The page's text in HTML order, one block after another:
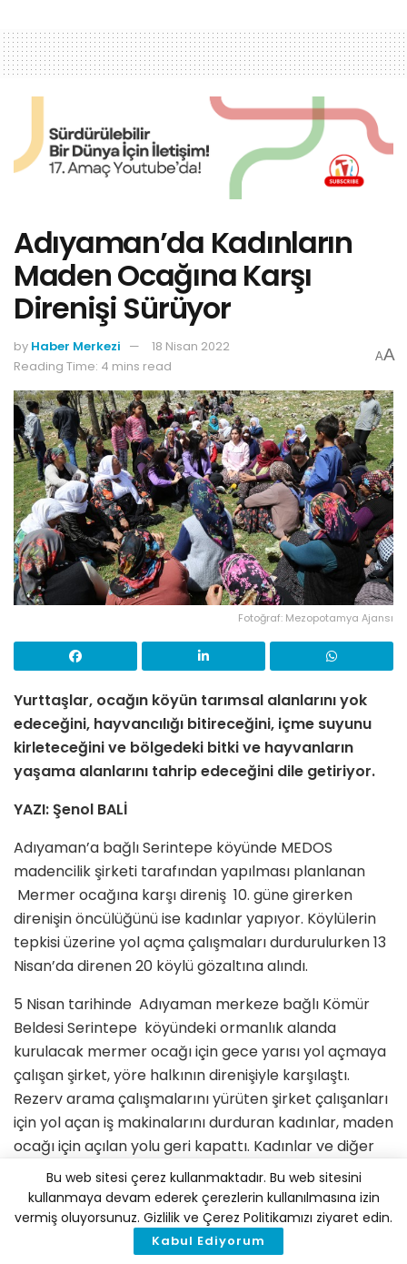
Adıyaman’da Kadınların
Maden Ocağına Karşı
Direnişi Sürüyor
by Haber Merkezi
18 Nisan 2022
Reading Time: 4 mins read
AA
Fotoğraf: Mezopotamya Ajansı
Yurttaşlar, ocağın köyün tarımsal alanlarını yok
edeceğini, hayvancılığı bitireceğini, içme suyunu
kirleteceğini ve bölgedeki bitki ve hayvanların
yaşama alanlarını tahrip edeceğini dile getiriyor.
YAZI: Şenol BALİ
Adıyaman’a bağlı Serintepe köyünde MEDOS
madencilik şirketi tarafından yapılması planlanan
Mermer ocağına karşı direniş 10. güne girerken
direnişin öncülüğünü ise kadınlar yapıyor. Köylülerin
tepkisi üzerine yol açma çalışmaları durdurulurken 13
Nisan’da direnen 20 köylü gözaltına alındı.
5 Nisan tarihinde Adıyaman merkeze bağlı Kömür
Beldesi Serintepe köyündeki ormanlık alanda
kurulacak mermer ocağı için gece yarısı yol açmaya
çalışan şirket, yöre halkının direnişiyle karşılaştı.
Rezerv arama çalışmalarını yürüten şirket çalışanları
için yol açan iş makinalarını durduran kadınlar, maden
ocağı için açılan yolu geri kapattı. Kadınlar ve diğer
köylüler iş makinelerinin bölgeye girme girişimine
karşı ellerindeki baston ve yol güzergahına
yerleştirdikleri taşlarla direniyor. Akşam saatlerine
kadar sahayı terk etmeyen köylüler; ocağın köyün
Bu web sitesi çerez kullanmaktadır. Bu web sitesini
kullanmaya devam ederek çerezlerin kullanılmasına izin
vermiş oluyorsunuz. Gizlilik ve Çerez Politikamızı ziyaret edin.
Kabul Ediyorum